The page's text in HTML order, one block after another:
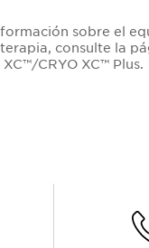
sobre el
consulte la
XC™/CRYO XC™ Plus.